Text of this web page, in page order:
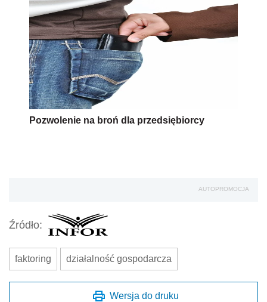
Pozwolenie na broń dla przedsiębiorcy
AUTOPROMOCJA
Źródło:
faktoring działalność gospodarcza
Wersja do druku